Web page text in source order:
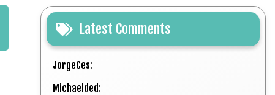
Latest Comments
JorgeCes:
Michaelded: